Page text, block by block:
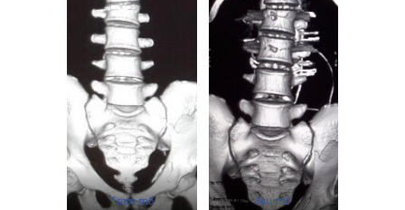
Trước mổ Sau mổ